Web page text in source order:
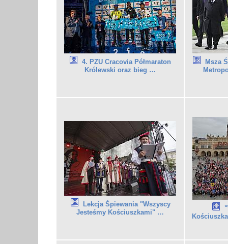
4. PZU Cracovia Półmaraton
Królewski oraz bieg …
Msza
Lekcja Śpiewania "Wszyscy
Jesteśmy Kościuszkami" …